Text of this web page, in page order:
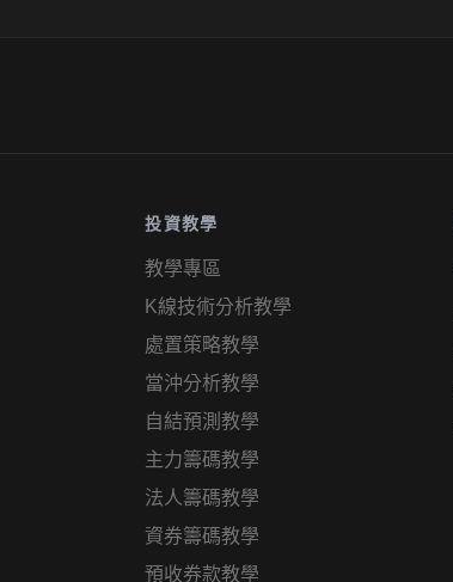
投資教學
教學專區
K線技術分析教學
處置策略教學
當沖分析教學
自結預測教學
主力籌碼教學
法人籌碼教學
資券籌碼教學
預收券款教學